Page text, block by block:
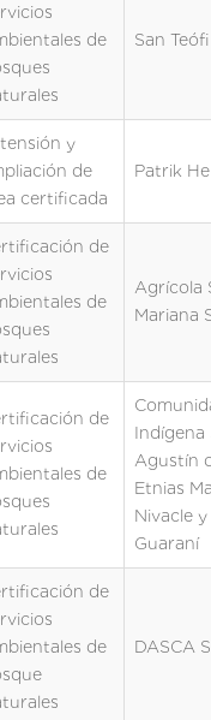
de
San
y
de
certificada
Patrik
de
de
Agrícola
Mariana
de
de
Indígena
Agustín
Etnias
Nivacle y
Guaraní
de
de
DASCA